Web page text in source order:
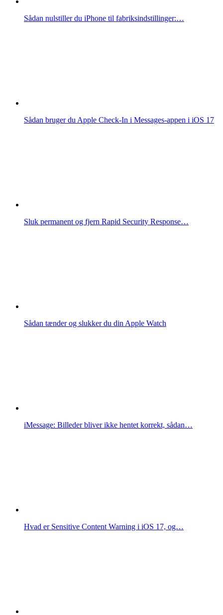
Sådan nulstiller du iPhone til fabriksindstillinger:…
Sådan bruger du Apple Check-In i Messages-appen i iOS 17
Sluk permanent og fjern Rapid Security Response…
Sådan tænder og slukker du din Apple Watch
iMessage: Billeder bliver ikke hentet korrekt, sådan…
Hvad er Sensitive Content Warning i iOS 17, og…